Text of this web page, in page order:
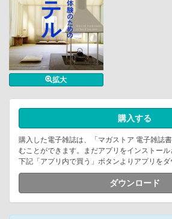
拡大
購入する
購入した電子雑誌は、「マガストア 電子雑誌
むことができます。まだアプリをインストール
下記「アプリ内で買う」ボタンよりアプリをダ
ダウンロード